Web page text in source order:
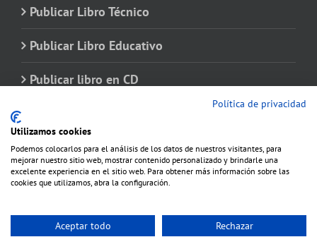
Publicar Libro Técnico
Publicar Libro Educativo
Publicar libro en CD
Política de privacidad
Utilizamos cookies
Podemos colocarlos para el análisis de los datos de nuestros visitantes, para
mejorar nuestro sitio web, mostrar contenido personalizado y brindarle una
excelente experiencia en el sitio web. Para obtener más información sobre las
cookies que utilizamos, abra la configuración.
Aceptar todo Rechazar